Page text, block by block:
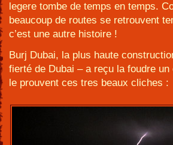
legere tombe de temps en temps.
beaucoup de routes se retrouvent
c’est une autre histoire !
Burj Dubai, la plus haute
fierté de Dubai – a reçu la foudre
le prouvent ces tres beaux cliches :